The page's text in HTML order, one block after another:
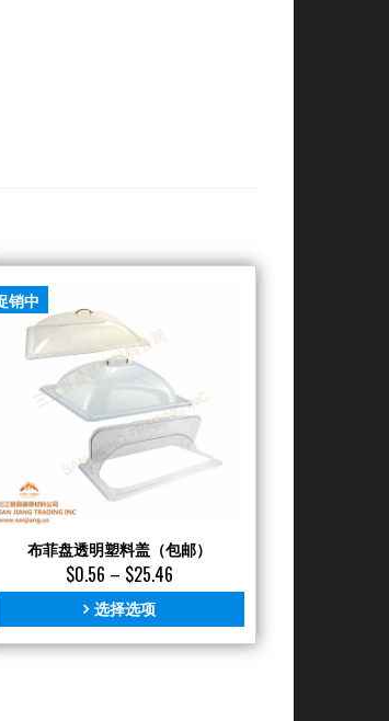
销中
布菲盘透明塑料盖（包邮）
$0.56 – $25.46
选择选项